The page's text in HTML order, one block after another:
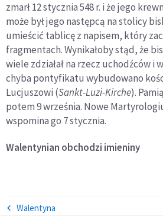
zmarł 12 stycznia 548 r. i że jego
może był jego następcą na stolicy
umieścić tablicę z napisem, który
fragmentach. Wynikałoby stąd, że
wiele zdziałał na rzecz uchodźców i
chyba pontyfikatu wybudowano
Lucjuszowi (Sankt-Luzi-Kirche).
potem 9 września. Nowe
wspomina go 7 stycznia.
Walentynian obchodzi imieniny
Walentyna